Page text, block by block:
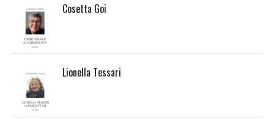
Cosetta Goi
Lionella Tessari